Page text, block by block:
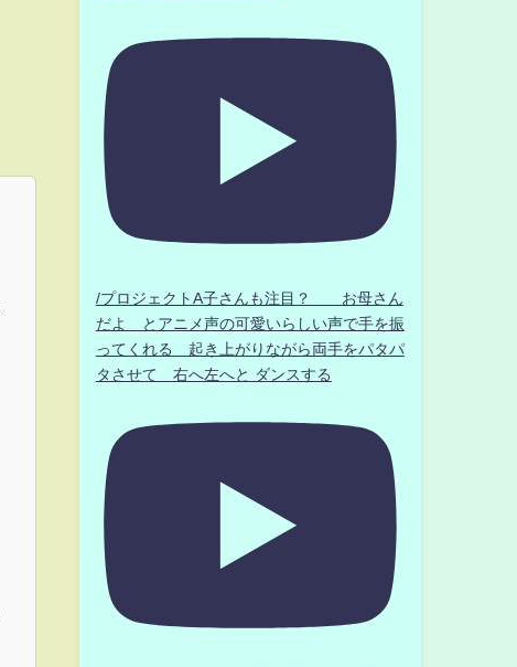
/プロジェクトA子さんも注目？ お母さん
だよ とアニメ声の可愛いらしい声で手を振
ってくれる 起き上がりながら両手をパタパ
タさせて 右へ左へと ダンスする